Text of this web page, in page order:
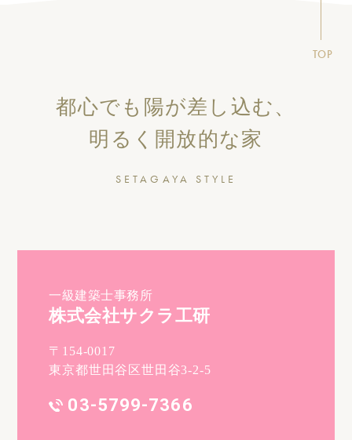
TOP
都心でも陽が差し込む、
明るく開放的な家
SETAGAYA STYLE
一級建築士事務所
株式会社サクラ工研
〒154-0017
東京都世田谷区世田谷3-2-5
03-5799-7366